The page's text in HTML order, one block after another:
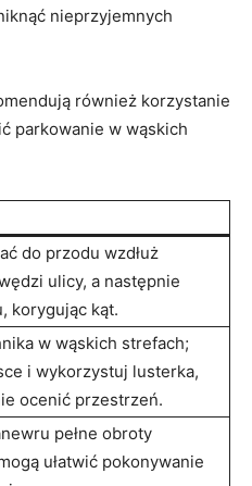
nieprzyjemnych
również korzystanie
parkowanie w wąskich
do przodu wzdłuż
ulicy, a następnie
korygując kąt.
w wąskich strefach;
i wykorzystuj lusterka,
ocenić przestrzeń.
pełne obroty
ułatwić pokonywanie